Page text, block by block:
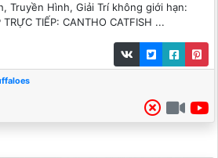
Truyền Hình, Giải Trí không giới hạn:
TIẾP: CANTHO CATFISH ...